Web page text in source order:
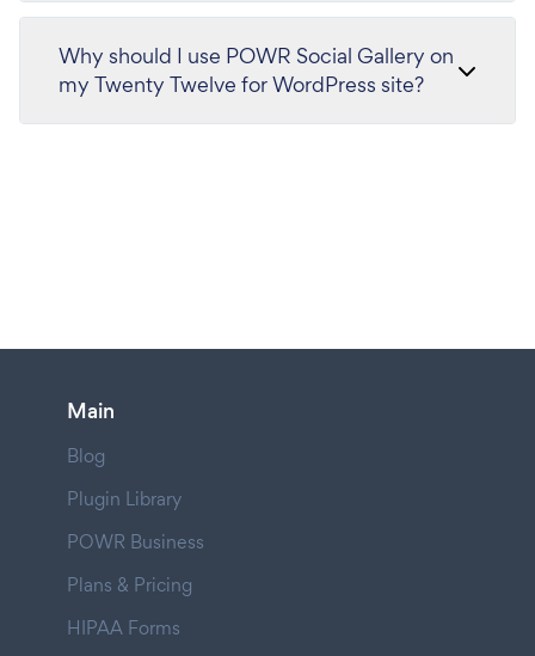
Why should I use POWR Social Gallery on
my Twenty Twelve for WordPress site?
Main
Blog
Plugin Library
POWR Business
Plans & Pricing
HIPAA Forms